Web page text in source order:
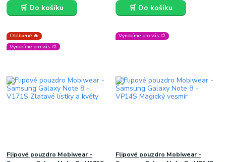
🛒 Do košíku 🛒 Do košíku
Oblíbené 🔥
Vyrobíme pro vás 🎨
Flipové pouzdro Mobiwear -
Vyrobíme pro vás 🎨
Flipové pouzdro Mobiwear -